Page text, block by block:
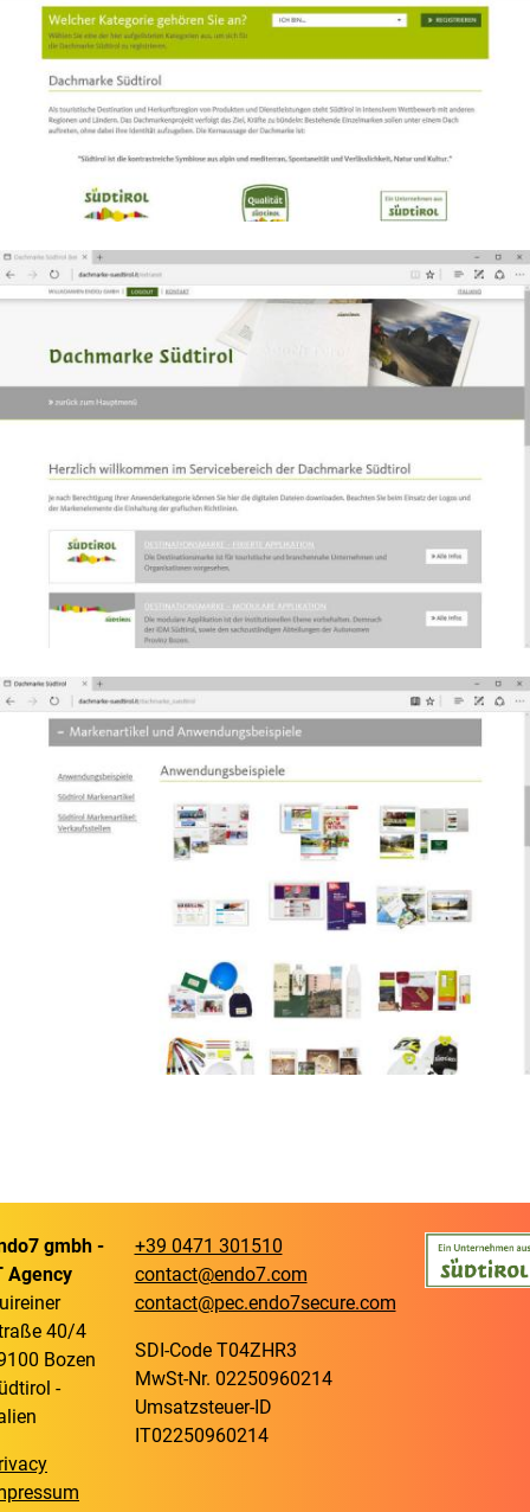
gmbh -
Agency
40/4
Bozen
-
+39 0471 301510
contact@endo7.com
contact@pec.endo7secure.com
SDI-Code T04ZHR3
MwSt-Nr. 02250960214
Umsatzsteuer-ID
IT02250960214